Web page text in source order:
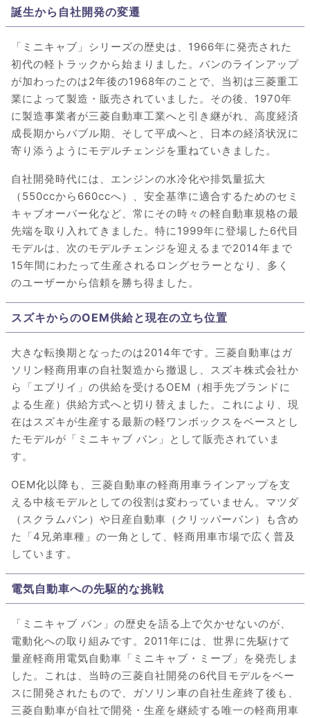
誕生から自社開発の変遷
「ミニキャブ」シリーズの歴史は、1966年に発売された
初代の軽トラックから始まりました。バンのラインアップ
が加わったのは2年後の1968年のことで、当初は三菱重工
業によって製造・販売されていました。その後、1970年
に製造事業者が三菱自動車工業へと引き継がれ、高度経済
成長期からバブル期、そして平成へと、日本の経済状況に
寄り添うようにモデルチェンジを重ねていきました。
自社開発時代には、エンジンの水冷化や排気量拡大
（550ccから660ccへ）、安全基準に適合するためのセミ
キャブオーバー化など、常にその時々の軽自動車規格の最
先端を取り入れてきました。特に1999年に登場した6代目
モデルは、次のモデルチェンジを迎えるまで2014年まで
15年間にわたって生産されるロングセラーとなり、多く
のユーザーから信頼を勝ち得ました。
スズキからのOEM供給と現在の立ち位置
大きな転換期となったのは2014年です。三菱自動車はガ
ソリン軽商用車の自社製造から撤退し、スズキ株式会社か
ら「エブリイ」の供給を受けるOEM（相手先ブランドに
よる生産）供給方式へと切り替えました。これにより、現
在はスズキが生産する最新の軽ワンボックスをベースとし
たモデルが「ミニキャブ バン」として販売されていま
す。
OEM化以降も、三菱自動車の軽商用車ラインアップを支
える中核モデルとしての役割は変わっていません。マツダ
（スクラムバン）や日産自動車（クリッパーバン）も含め
た「4兄弟車種」の一角として、軽商用車市場で広く普及
しています。
電気自動車への先駆的な挑戦
「ミニキャブ バン」の歴史を語る上で欠かせないのが、
電動化への取り組みです。2011年には、世界に先駆けて
量産軽商用電気自動車「ミニキャブ・ミーブ」を発売しま
した。これは、当時の三菱自社開発の6代目モデルをベー
スに開発されたもので、ガソリン車の自社生産終了後も、
三菱自動車が自社で開発・生産を継続する唯一の軽商用車